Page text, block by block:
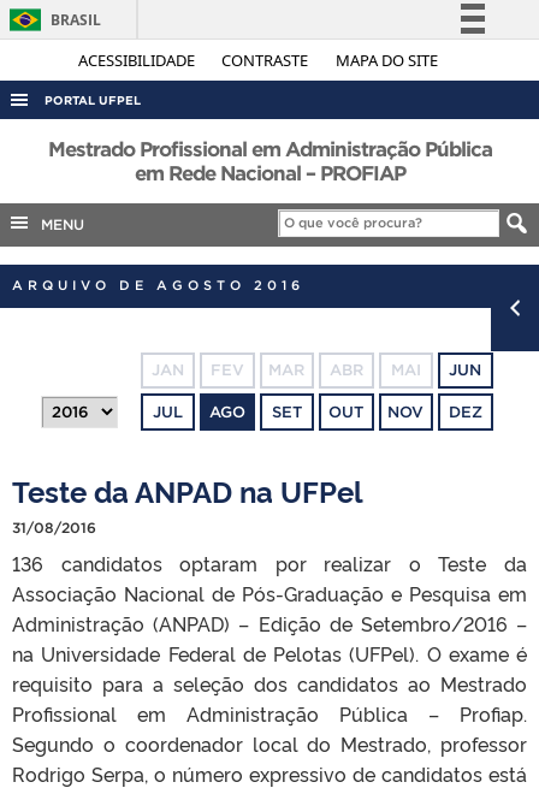
ACESSIBILIDADE CONTRASTE MAPA DO SITE
BRASIL
Simplifique!
Acesso à informação
Legislação
Canais
PORTAL UFPEL
ACESSO À INFORMAÇÃO
COBALTO
CONCURSOS
PORTARIAS
Mestrado Profissional em Administração Pública
em Rede Nacional – PROFIAP
MENU
ARQUIVO DE AGOSTO 2016
JAN FEV MAR ABR MAI JUN
JUL AGO SET OUT NOV DEZ
Teste da ANPAD na UFPel
31/08/2016
136 candidatos optaram por realizar o Teste da
Associação Nacional de Pós-Graduação e Pesquisa em
Administração (ANPAD) – Edição de Setembro/2016 –
na Universidade Federal de Pelotas (UFPel). O exame é
requisito para a seleção dos candidatos ao Mestrado
Profissional em Administração Pública – Profiap.
Segundo o coordenador local do Mestrado, professor
Rodrigo Serpa, o número expressivo de candidatos está